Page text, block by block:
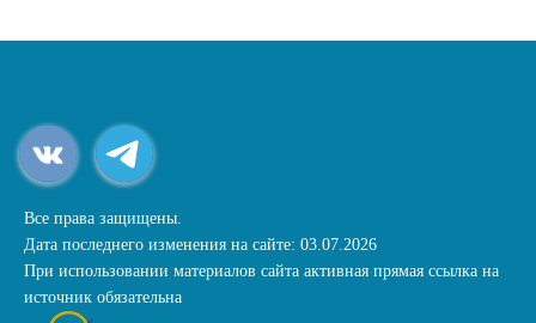
Все права защищены.
Дата последнего изменения на сайте: 03.07.2026
При использовании материалов сайта активная прямая ссылка на
источник обязательна